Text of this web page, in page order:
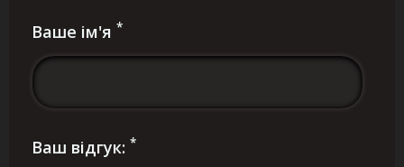
Ваше ім'я *
Ваш відгук: *